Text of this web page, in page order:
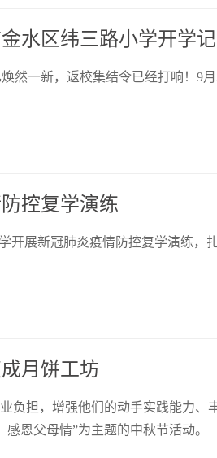
水区纬三路小学开学记
然一新，返校集结令已经打响！9
控复学演练
开展新冠肺炎疫情防控复学演练，
月饼工坊
负担，增强他们的动手实践能力、
恩父母情”为主题的中秋节活动。